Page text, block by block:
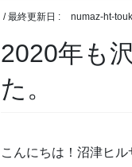
/ 最終更新日 : numaz-ht-
2020年も
た。
こんにちは！沼津ヒル